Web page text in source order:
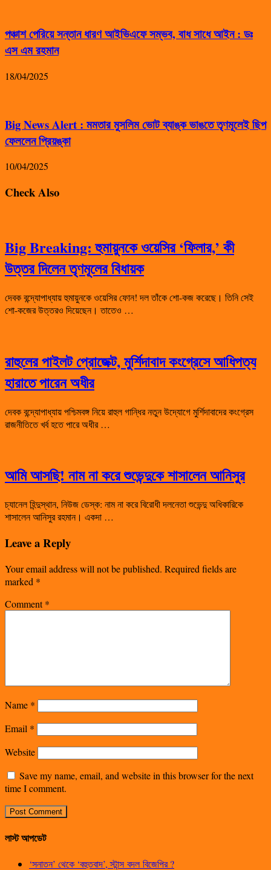
পঞ্চাশ পেরিয়ে সন্তান ধারণ আইভিএফে সম্ভব, বাধ সাধে আইন : ডঃ
এস এম রহমান
18/04/2025
Big News Alert : মমতার মুসলিম ভোট ব্যাঙ্ক ভাঙতে তৃণমূলেই ছিপ
ফেললেন প্রিয়ঙ্কা
10/04/2025
Check Also
Big Breaking: হুমায়ুনকে ওয়েসির ‘ফিলার,’ কী
উত্তর দিলেন তৃণমূলের বিধায়ক
দেবক বন্দ্যোপাধ্যায় হুমায়ুনকে ওয়েসির ফোন! দল তাঁকে শো-কজ করেছে। তিনি সেই
শো-কজের উত্তরও দিয়েছেন। তাতেও …
রাহুলের পাইলট প্রোজেক্ট, মুর্শিদাবাদ কংগ্রেসে আধিপত্য
হারাতে পারেন অধীর
দেবক বন্দ্যোপাধ্যায় পশ্চিমবঙ্গ নিয়ে রাহুল গান্ধির নতুন উদ্যোগে মুর্শিদাবাদের কংগ্রেস
রাজনীতিতে খর্ব হতে পারে অধীর …
আমি আসছি! নাম না করে শুভেন্দুকে শাসালেন আনিসুর
চ্যানেল হিন্দুস্থান, নিউজ ডেস্ক: নাম না করে বিরোধী দলনেতা শুভেন্দু অধিকারিকে
শাসালেন আনিসুর রহমান। একদা …
Leave a Reply
Your email address will not be published. Required fields are
marked *
Comment*
Name *
Email *
Website
Save my name, email, and website in this browser for the next
time I comment.
লাস্ট আপডেট
‘সনাতন’ থেকে ‘বহুতবাদ’, স্টান্স বদল বিজেপির ?